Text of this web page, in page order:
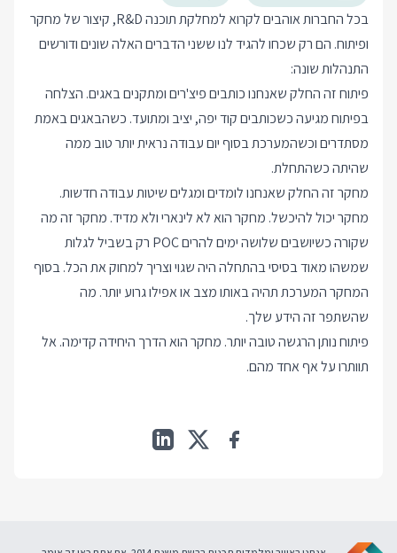
בכל החברות אוהבים לקרוא למחלקת תוכנה R&D, קיצור של מחקר
ופיתוח. הם רק שכחו להגיד לנו ששני הדברים האלה שונים ודורשים
התנהלות שונה:
פיתוח זה החלק שאנחנו כותבים פיצ'רים ומתקנים באגים. הצלחה
בפיתוח מגיעה כשכותבים קוד יפה, יציב ומתועד. כשהבאגים באמת
מסתדרים וכשהמערכת בסוף יום עבודה נראית יותר טוב ממה
שהיתה כשהתחלת.
מחקר זה החלק שאנחנו לומדים ומגלים שיטות עבודה חדשות.
מחקר יכול להיכשל. מחקר הוא לא לינארי ולא מדיד. מחקר זה מה
שקורה כשיושבים שלושה ימים להרים POC רק בשביל לגלות
שמשהו מאוד בסיסי בהתחלה היה שגוי וצריך למחוק את הכל. בסוף
המחקר המערכת תהיה באותו מצב או אפילו גרוע יותר. מה
שהשתפר זה הידע שלך.
פיתוח נותן הרגשה טובה יותר. מחקר הוא הדרך היחידה קדימה. אל
תוותרו על אף אחד מהם.